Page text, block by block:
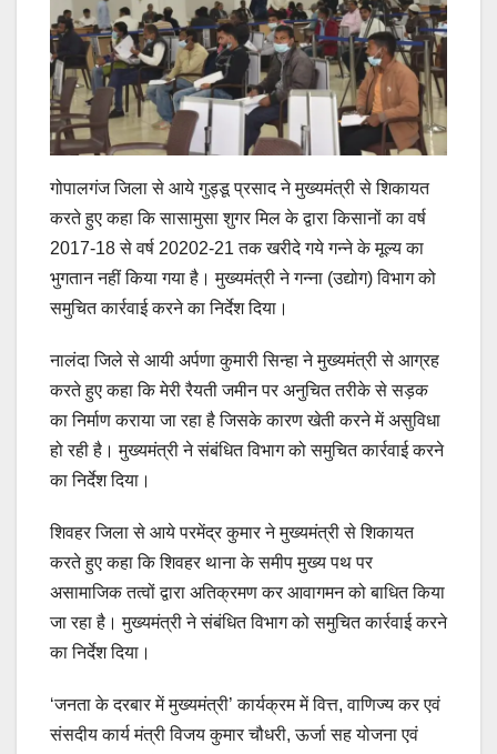
गोपालगंज जिला से आये गुड्डू प्रसाद ने मुख्यमंत्री से शिकायत
करते हुए कहा कि सासामुसा शुगर मिल के द्वारा किसानों का वर्ष
2017-18 से वर्ष 20202-21 तक खरीदे गये गन्ने के मूल्य का
भुगतान नहीं किया गया है। मुख्यमंत्री ने गन्ना (उद्योग) विभाग को
समुचित कार्रवाई करने का निर्देश दिया।
नालंदा जिले से आयी अर्पणा कुमारी सिन्हा ने मुख्यमंत्री से आग्रह
करते हुए कहा कि मेरी रैयती जमीन पर अनुचित तरीके से सड़क
का निर्माण कराया जा रहा है जिसके कारण खेती करने में असुविधा
हो रही है। मुख्यमंत्री ने संबंधित विभाग को समुचित कार्रवाई करने
का निर्देश दिया।
शिवहर जिला से आये परमेंद्र कुमार ने मुख्यमंत्री से शिकायत
करते हुए कहा कि शिवहर थाना के समीप मुख्य पथ पर
असामाजिक तत्वों द्वारा अतिक्रमण कर आवागमन को बाधित किया
जा रहा है। मुख्यमंत्री ने संबंधित विभाग को समुचित कार्रवाई करने
का निर्देश दिया।
‘जनता के दरबार में मुख्यमंत्री’ कार्यक्रम में वित्त, वाणिज्य कर एवं
संसदीय कार्य मंत्री विजय कुमार चौधरी, ऊर्जा सह योजना एवं